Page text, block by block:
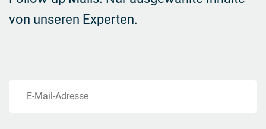
von unseren Experten.
E-Mail-Adresse